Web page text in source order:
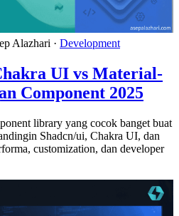
Alazhari · Development
UI vs Material-
Component 2025
library yang cocok banget buat
Shadcn/ui, Chakra UI, dan
customization, dan developer